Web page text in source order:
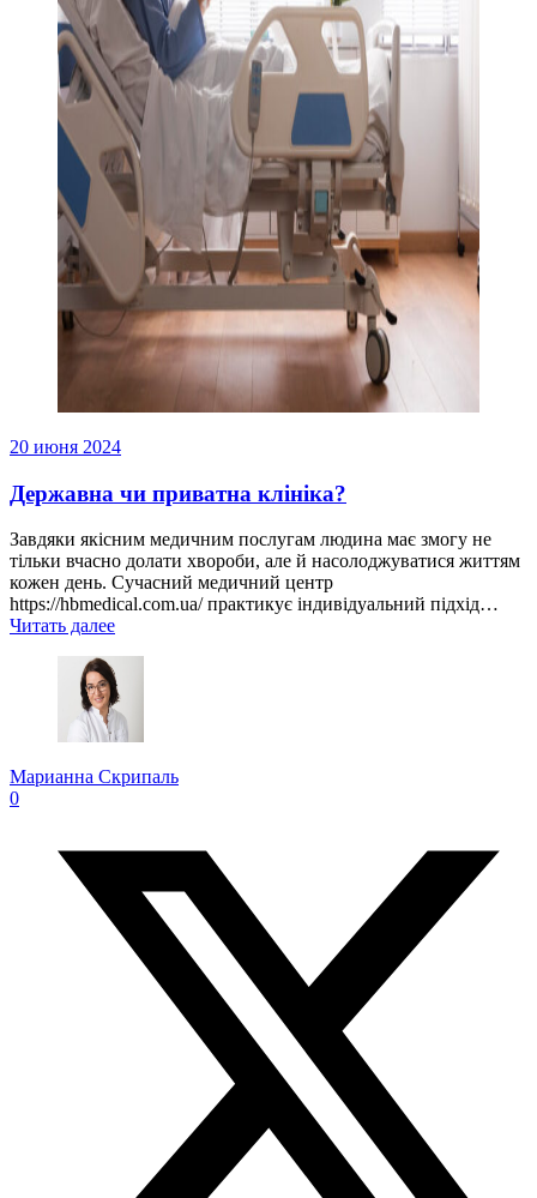
20 июня 2024
Державна чи приватна клініка?
Завдяки якісним медичним послугам людина має змогу не
тільки вчасно долати хвороби, але й насолоджуватися життям
кожен день. Сучасний медичний центр
https://hbmedical.com.ua/ практикує індивідуальний підхід…
Читать далее
Марианна Скрипаль
0